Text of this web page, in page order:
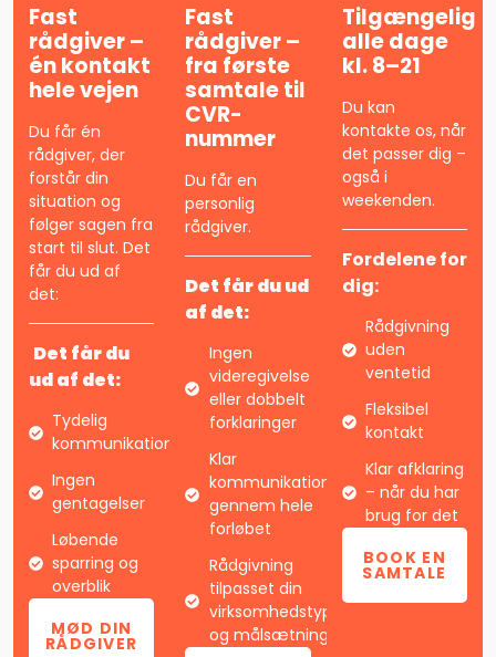
Fast
rådgiver –
én kontakt
hele vejen
Du får én
rådgiver, der
forstår din
situation og
følger sagen fra
start til slut. Det
får du ud af
det:
Det får du
ud af det:
Tydelig
kommunikation
Ingen
gentagelser
Løbende
sparring og
overblik
MØD DIN
RÅDGIVER
Fast
rådgiver –
fra første
samtale til
CVR-
nummer
Du får en
personlig
rådgiver.
Det får du ud
af det:
Ingen
videregivelse
eller dobbelt
forklaringer
Klar
kommunikation
gennem hele
forløbet
Rådgivning
tilpasset din
virksomhedstype
og målsætningv
Tilgængelig
alle dage
kl. 8–21
Du kan
kontakte os, når
det passer dig –
også i
weekenden.
Fordelene for
dig:
Rådgivning
uden
ventetid
Fleksibel
kontakt
Klar afklaring
– når du har
brug for det
BOOK EN
SAMTALE